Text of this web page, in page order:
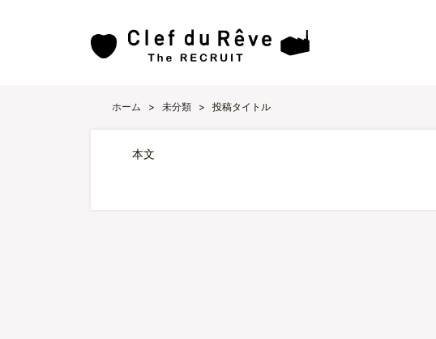
ホーム > 未分類 > 投稿タイトル
本文